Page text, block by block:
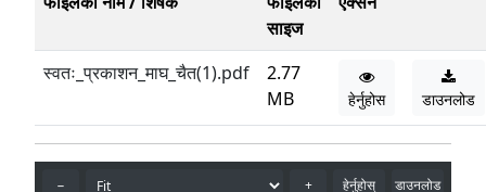
साइज
स्वतः_प्रकाशन_माघ_चैत(1).pdf
2.77
MB
हेर्नुहोस डाउनलोड